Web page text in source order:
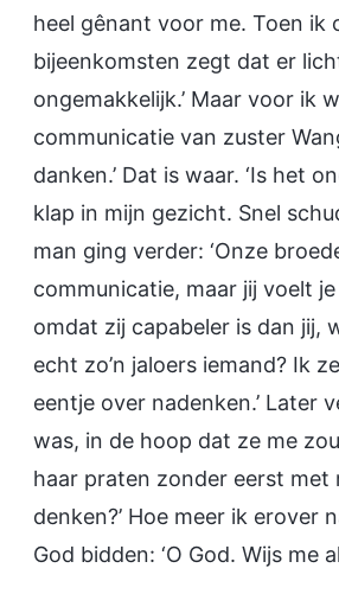
heel gênant voor me. Toen ik
bijeenkomsten zegt dat er
ongemakkelijk.’ Maar voor ik
communicatie van zuster
danken.’ Dat is waar. ‘Is het
klap in mijn gezicht. Snel
man ging verder: ‘Onze
communicatie, maar jij voelt
omdat zij capabeler is dan jij,
echt zo’n jaloers iemand? Ik
eentje over nadenken.’ Later
was, in de hoop dat ze me
haar praten zonder eerst met
denken?’ Hoe meer ik
God bidden: ‘O God. Wijs me